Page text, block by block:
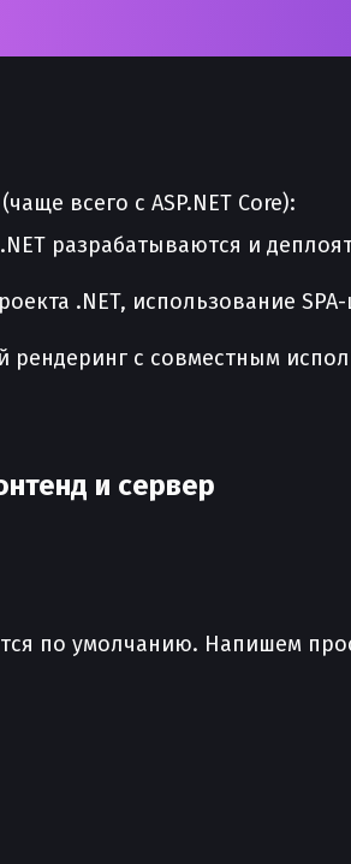
всего с ASP.NET Core):
разрабатываются и
.NET, использование
рендеринг с совместным
и сервер
по умолчанию. Напишем